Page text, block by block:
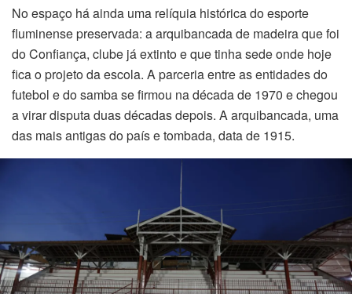
No espaço há ainda uma relíquia histórica do esporte
fluminense preservada: a arquibancada de madeira que foi
do Confiança, clube já extinto e que tinha sede onde hoje
fica o projeto da escola. A parceria entre as entidades do
futebol e do samba se firmou na década de 1970 e chegou
a virar disputa duas décadas depois. A arquibancada, uma
das mais antigas do país e tombada, data de 1915.